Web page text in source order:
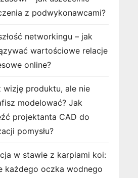
z podwykonawcami?
networkingu – jak
wartościowe relacje
online?
wizję produktu, ale nie
modelować? Jak
projektanta CAD do
pomysłu?
w stawie z karpiami koi:
każdego oczka wodnego